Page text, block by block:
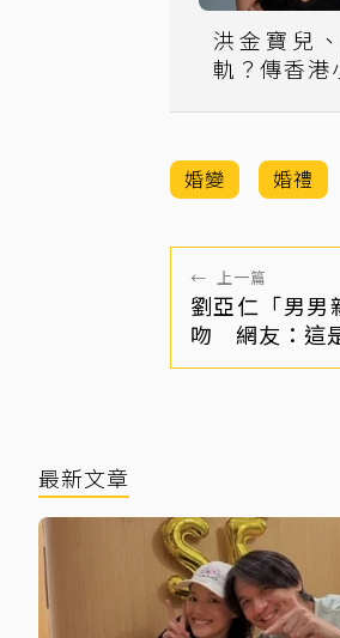
洪金寶兒
軌？傳香港
婚變 婚禮
← 上一篇
劉亞仁「男男
吻 網友：這
最新文章